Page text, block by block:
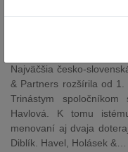
Najväčšia česko-
& Partners rozšírila od 1.
Trinástym
Havlová. K tomu
menovaní aj dvaja
Diblík. Havel, Holásek &…